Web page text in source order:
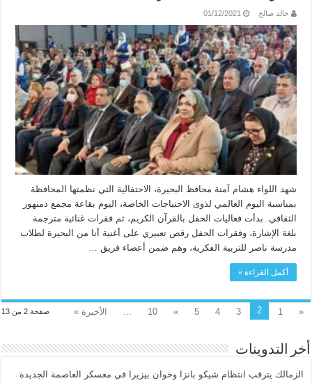
خالد صالح 01/12/2021
شهد اللواء هشام آمنة محافظ البحيرة، الاحتفالية التي نظمتها المحافظة
بمناسبة اليوم العالمي لذوى الاحتياجات الخاصة، اليوم بقاعة مجمع دمنهور
الثقافي. بدأت فعاليات الحفل بالقرآن الكريم، ثم فقرات غنائية مترجمة
بلغة الإشارة، وفقرات الحفل رقص تعبيري على أغنية أنا من البحيرة لطلاب
مدرسة ناصر للتربية الفكرية، وهم ضمن أعضاء فريق …
أكمل القراءة »
صفحة 2 من 13 «
1
2
3
4
5
»
10 الأخيرة »
أخر التدوينات
الزمالك يترقب انتظام شيكو بانزا وخوان بيزيرا في معسكر العاصمة الجديدة